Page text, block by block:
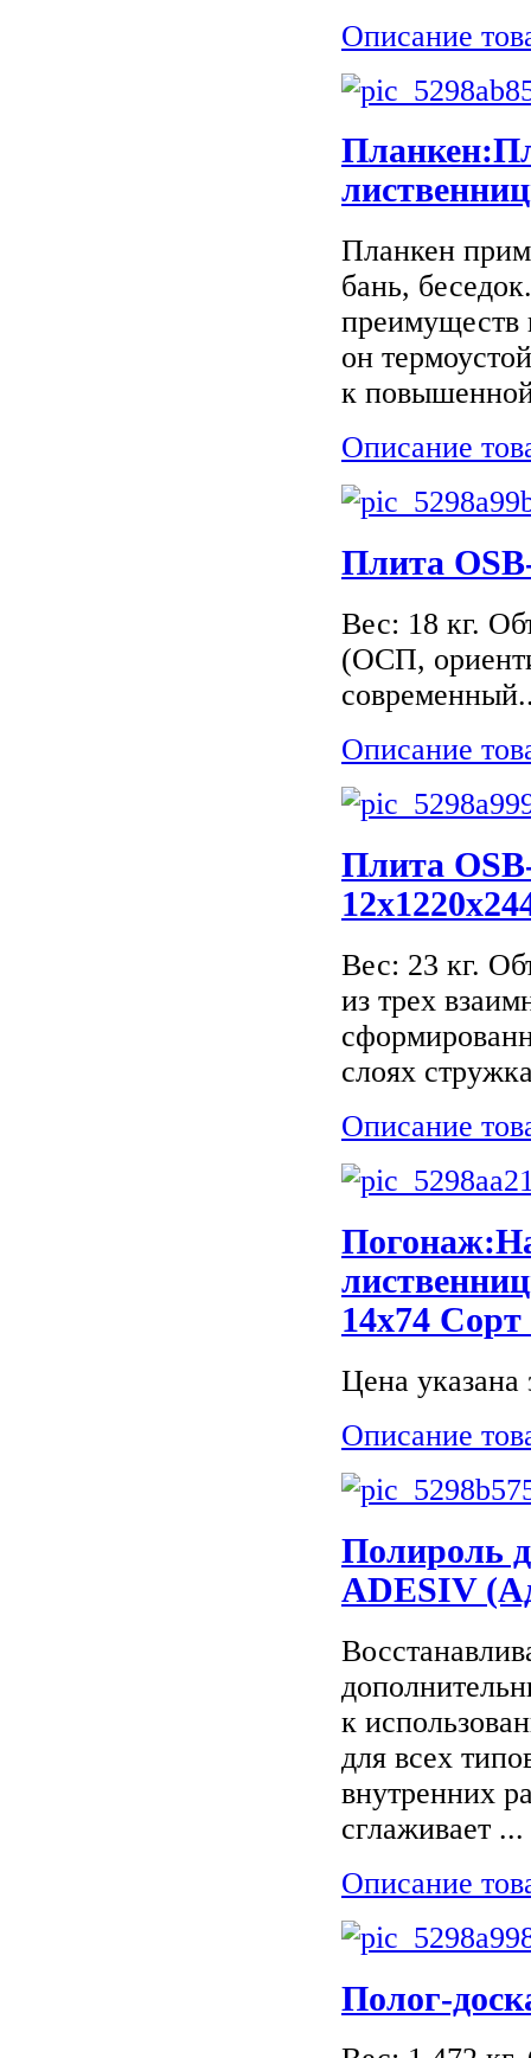
Описание
Планкен
бань,
преимуществ
он
к
Описание
Плита
Вес: 18 кг.
(ОСП,
Описание
Плита
Вес: 23 кг.
из трех
слоях
Описание
14х74
Цена указана
Описание
Полироль
ADESIV
к
для всех
внутренних
сглаживает ...
Описание
Полог-